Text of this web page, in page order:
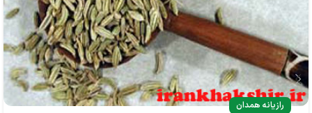
رازیانه همدان